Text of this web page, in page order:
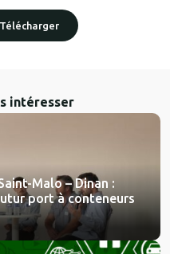
Télécharger
intéresser
Malo – Dinan :
port à conteneurs